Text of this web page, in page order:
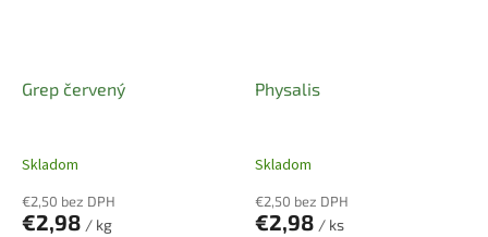
Grep červený
Skladom
€2,50 bez DPH
€2,98 / kg
Physalis
Skladom
€2,50 bez DPH
€2,98 / ks